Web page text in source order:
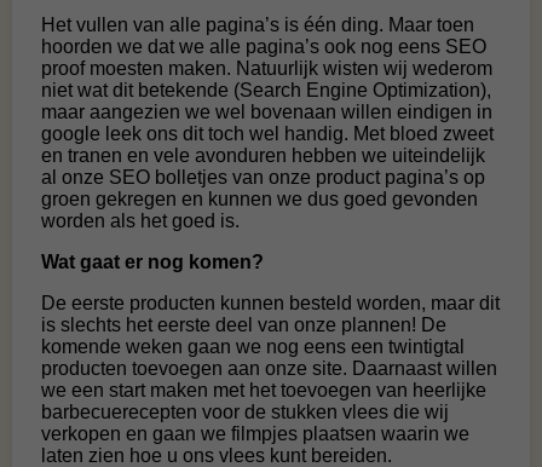
Het vullen van alle pagina’s is één ding. Maar toen
hoorden we dat we alle pagina’s ook nog eens SEO
proof moesten maken. Natuurlijk wisten wij wederom
niet wat dit betekende (Search Engine Optimization),
maar aangezien we wel bovenaan willen eindigen in
google leek ons dit toch wel handig. Met bloed zweet
en tranen en vele avonduren hebben we uiteindelijk
al onze SEO bolletjes van onze product pagina’s op
groen gekregen en kunnen we dus goed gevonden
worden als het goed is.
Wat gaat er nog komen?
De eerste producten kunnen besteld worden, maar dit
is slechts het eerste deel van onze plannen! De
komende weken gaan we nog eens een twintigtal
producten toevoegen aan onze site. Daarnaast willen
we een start maken met het toevoegen van heerlijke
barbecuerecepten voor de stukken vlees die wij
verkopen en gaan we filmpjes plaatsen waarin we
laten zien hoe u ons vlees kunt bereiden.